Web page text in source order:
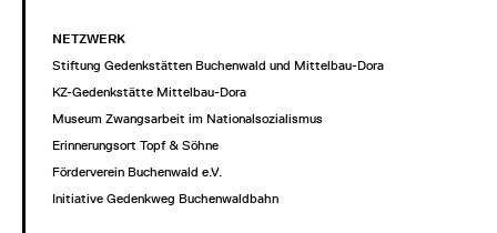
NETZWERK
Stiftung Gedenkstätten Buchenwald und Mittelbau-Dora
KZ-Gedenkstätte Mittelbau-Dora
Museum Zwangsarbeit im Nationalsozialismus
Erinnerungsort Topf & Söhne
Förderverein Buchenwald e.V.
Initiative Gedenkweg Buchenwaldbahn